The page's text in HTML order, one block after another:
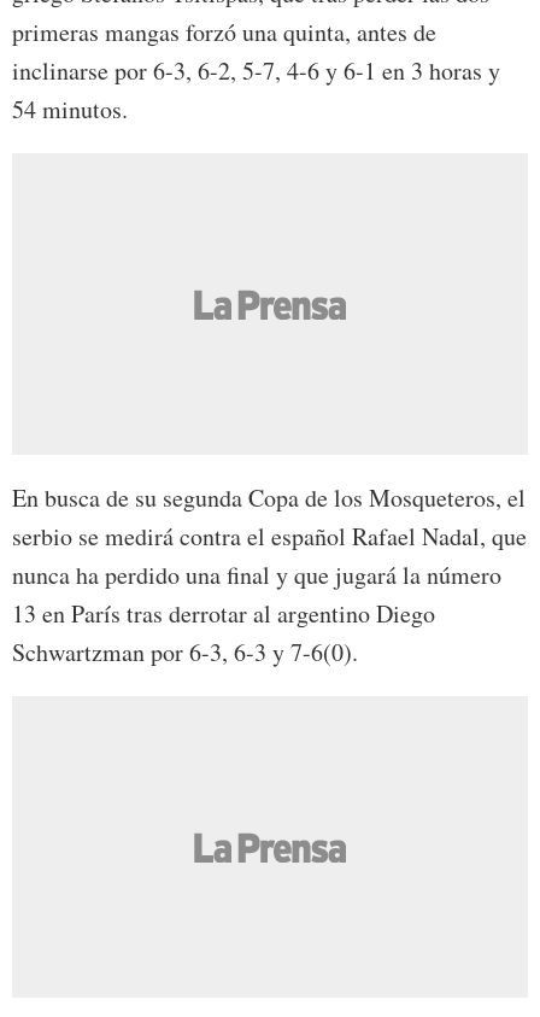
primeras mangas forzó una quinta, antes de
inclinarse por 6-3, 6-2, 5-7, 4-6 y 6-1 en 3 horas y
54 minutos.
En busca de su segunda Copa de los Mosqueteros, el
serbio se medirá contra el español Rafael Nadal, que
nunca ha perdido una final y que jugará la número
13 en París tras derrotar al argentino Diego
Schwartzman por 6-3, 6-3 y 7-6(0).